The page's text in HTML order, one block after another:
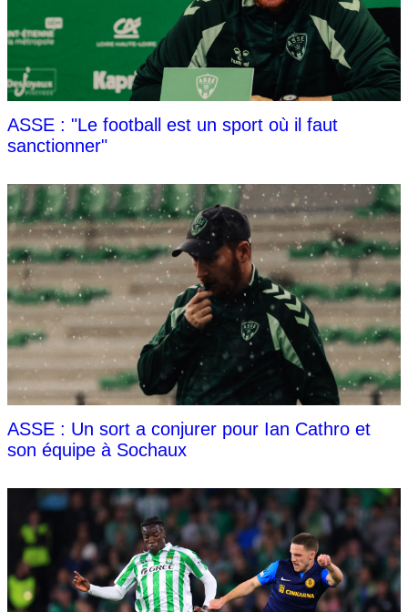
ASSE : "Le football est un sport où il faut
sanctionner"
ASSE : Un sort a conjurer pour Ian Cathro et
son équipe à Sochaux